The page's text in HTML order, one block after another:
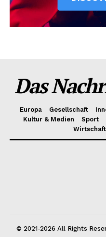
Das
Europa Gesellschaft
Kultur & Medien
Sport
© 2021-2026 All Rights